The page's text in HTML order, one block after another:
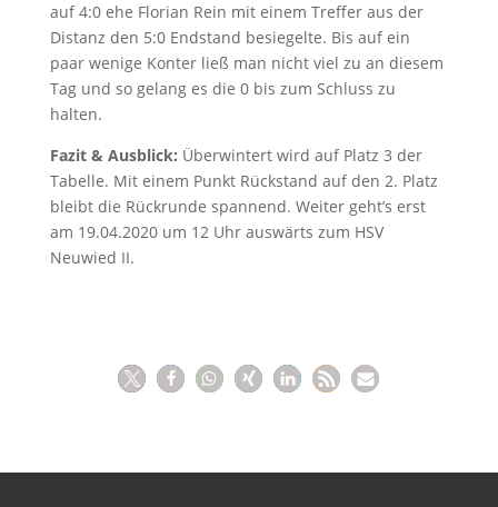
auf 4:0 ehe Florian Rein mit einem Treffer aus der
Distanz den 5:0 Endstand besiegelte. Bis auf ein
paar wenige Konter ließ man nicht viel zu an diesem
Tag und so gelang es die 0 bis zum Schluss zu
halten.
Fazit & Ausblick: Überwintert wird auf Platz 3 der
Tabelle. Mit einem Punkt Rückstand auf den 2. Platz
bleibt die Rückrunde spannend. Weiter geht’s erst
am 19.04.2020 um 12 Uhr auswärts zum HSV
Neuwied II.